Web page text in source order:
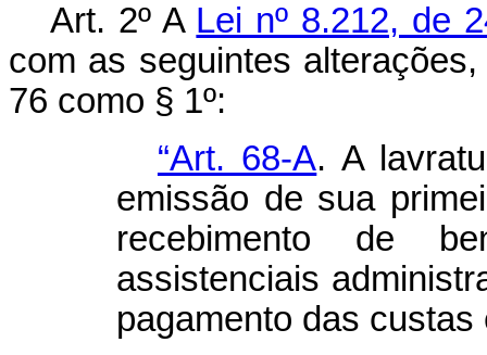
Art. 2º A Lei nº 8.212, de
com as seguintes
76 como § 1º:
“Art. 68-A. A
emissão de sua
recebimento de
assistenciais
pagamento das custas